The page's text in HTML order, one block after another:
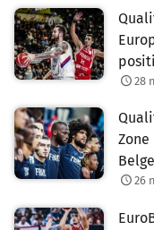
28
26